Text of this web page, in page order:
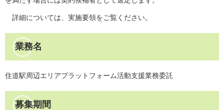
詳細については、実施要領をご覧ください。
業務名
住道駅周辺エリアプラットフォーム活動支援業務委託
募集期間